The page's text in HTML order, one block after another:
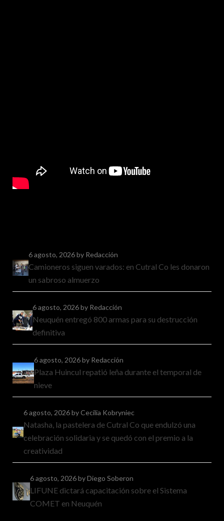
6 agosto, 2026by Redacción
Camioneros siguen varados: en Cutral Co les donaron
un sabroso almuerzo
6 agosto, 2026by Redacción
Neuquén entregó 800 armas para su destrucción
definitiva
6 agosto, 2026by Redacción
Plaza Huincul repatió leña durante el temporal de
nieve
6 agosto, 2026by Cecilia Kobryniec
Natasha, la pastelera de Cutral Co que endulzó una
celebración solidaria y se quedó con el premio a la
creatividad
6 agosto, 2026by Diego Soberon
LIFUNE dictará capacitación sobre el Sistema
COMET en Neuquén